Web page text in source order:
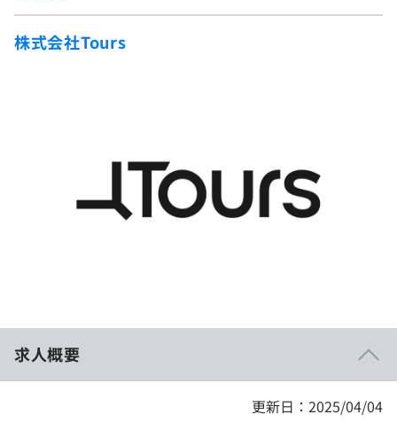
インターン
就活成功ガイド
問題集
契約内容・クーポン
プログラミング言語
ゲーム・マンガ
株式会社Tours
求人概要
更新日：2025/04/04